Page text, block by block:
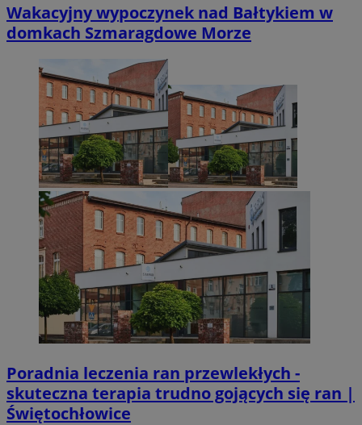
Wakacyjny wypoczynek nad Bałtykiem w
domkach Szmaragdowe Morze
Poradnia leczenia ran przewlekłych -
skuteczna terapia trudno gojących się ran |
Świętochłowice